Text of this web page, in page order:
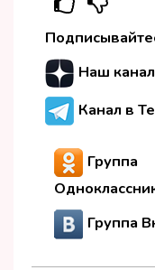
Наш
Канал в
Группа
Группа